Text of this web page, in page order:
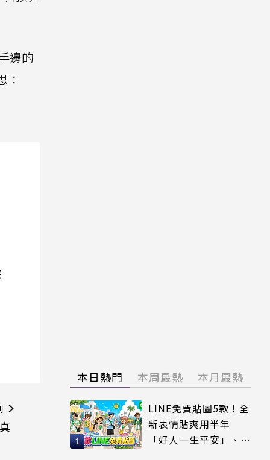
邊的
：
本日熱門 本周最熱 本月最熱
LINE免費貼圖5款！全
新表情貼爽用半年
「好人一生平安」、